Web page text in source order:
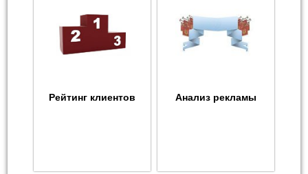
Рейтинг клиентов Анализ рекламы